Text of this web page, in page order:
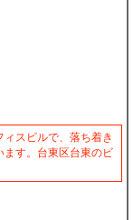
スビルで、落ち着き
ます。台東区台東のビ